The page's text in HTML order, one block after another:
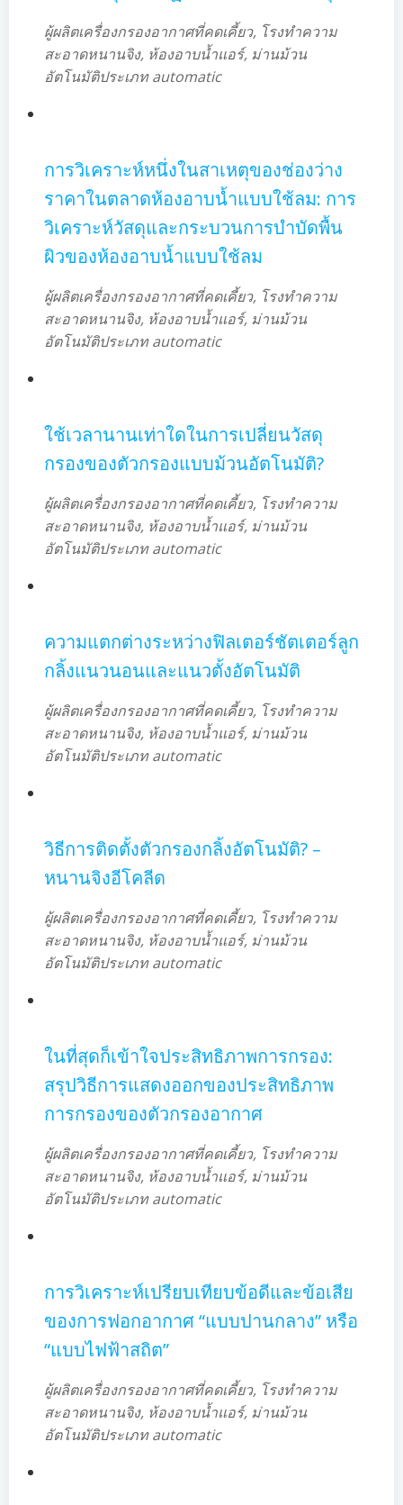
ผู้ผลิตเครื่องกรองอากาศที่คดเคี้ยว, โรงทำความ
สะอาดหนานจิง, ห้องอาบน้ำแอร์, ม่านม้วน
อัตโนมัติประเภท automatic
การวิเคราะห์หนึ่งในสาเหตุของช่องว่าง
ราคาในตลาดห้องอาบน้ำแบบใช้ลม: การ
วิเคราะห์วัสดุและกระบวนการบำบัดพื้น
ผิวของห้องอาบน้ำแบบใช้ลม
ผู้ผลิตเครื่องกรองอากาศที่คดเคี้ยว, โรงทำความ
สะอาดหนานจิง, ห้องอาบน้ำแอร์, ม่านม้วน
อัตโนมัติประเภท automatic
ใช้เวลานานเท่าใดในการเปลี่ยนวัสดุ
กรองของตัวกรองแบบม้วนอัตโนมัติ?
ผู้ผลิตเครื่องกรองอากาศที่คดเคี้ยว, โรงทำความ
สะอาดหนานจิง, ห้องอาบน้ำแอร์, ม่านม้วน
อัตโนมัติประเภท automatic
ความแตกต่างระหว่างฟิลเตอร์ชัตเตอร์ลูก
กลิ้งแนวนอนและแนวตั้งอัตโนมัติ
ผู้ผลิตเครื่องกรองอากาศที่คดเคี้ยว, โรงทำความ
สะอาดหนานจิง, ห้องอาบน้ำแอร์, ม่านม้วน
อัตโนมัติประเภท automatic
วิธีการติดตั้งตัวกรองกลิ้งอัตโนมัติ? –
หนานจิงอีโคลีด
ผู้ผลิตเครื่องกรองอากาศที่คดเคี้ยว, โรงทำความ
สะอาดหนานจิง, ห้องอาบน้ำแอร์, ม่านม้วน
อัตโนมัติประเภท automatic
ในที่สุดก็เข้าใจประสิทธิภาพการกรอง:
สรุปวิธีการแสดงออกของประสิทธิภาพ
การกรองของตัวกรองอากาศ
ผู้ผลิตเครื่องกรองอากาศที่คดเคี้ยว, โรงทำความ
สะอาดหนานจิง, ห้องอาบน้ำแอร์, ม่านม้วน
อัตโนมัติประเภท automatic
การวิเคราะห์เปรียบเทียบข้อดีและข้อเสีย
ของการฟอกอากาศ “แบบปานกลาง” หรือ
“แบบไฟฟ้าสถิต”
ผู้ผลิตเครื่องกรองอากาศที่คดเคี้ยว, โรงทำความ
สะอาดหนานจิง, ห้องอาบน้ำแอร์, ม่านม้วน
อัตโนมัติประเภท automatic